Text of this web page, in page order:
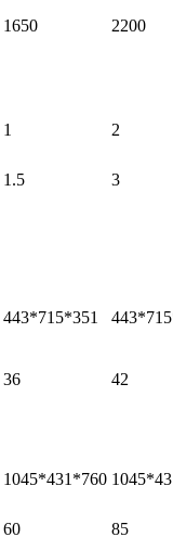
1650 2200
1 2
1.5 3
443*715*351
36 42
1045*431*760
60 85